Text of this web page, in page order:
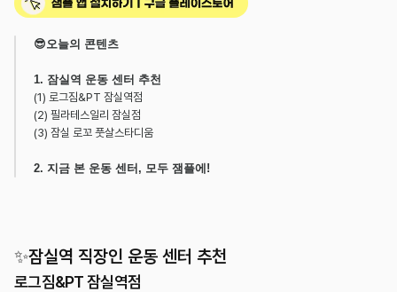
😎오늘의 콘텐츠
1. 잠실역 운동 센터 추천
(1) 로그짐&PT 잠실역점
(2) 필라테스일리 잠실점
(3) 잠실 로꼬 풋살스타디움
2. 지금 본 운동 센터, 모두 잼플에!
✨잠실역 직장인 운동 센터 추천
로그짐&PT 잠실역점